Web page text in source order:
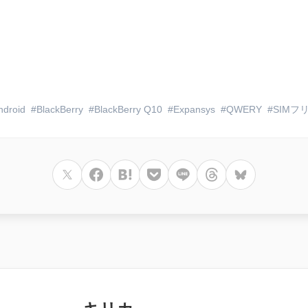
BlackBerry BlackBerry Q10 Expansys QWERY SIMフ